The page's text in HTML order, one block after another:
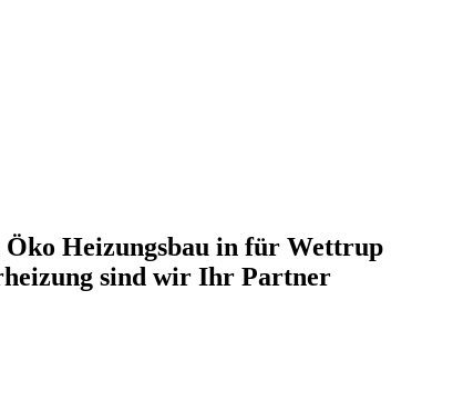
Öko Heizungsbau in für Wettrup
sind wir Ihr Partner